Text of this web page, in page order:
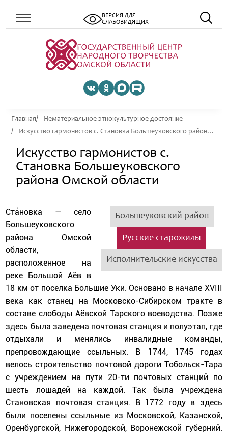
ВЕРСИЯ ДЛЯ
СЛАБОВИДЯЩИХ
Главная
Нематериальное этнокультурное достояние
Искусство гармонистов с. Становка Большеуковского района Омской области
Искусство гармонистов с.
Становка Большеуковского
района Омской области
Большеуковский район
Русские старожилы
Исполнительские искусства
Ста́новка — село
Большеуковского
района Омской
области,
расположенное на
реке Большой Аёв в
18 км от поселка Большие Уки. Основано в начале XVIII
века как станец на Московско-Сибирском тракте в
составе слободы Аёвской Тарского воеводства. Позже
здесь была заведена почтовая станция и полуэтап, где
отдыхали и менялись инвалидные команды,
препровождающие ссыльных. В 1744, 1745 годах
велось строительство почтовой дороги Тобольск-Тара
с учреждением на пути 20-ти почтовых станций по
шесть лошадей на каждой. Так была учреждена
Становская почтовая станция. В 1772 году в здесь
были поселены ссыльные из Московской, Казанской,
Оренбургской, Нижегородской, Воронежской губерний.